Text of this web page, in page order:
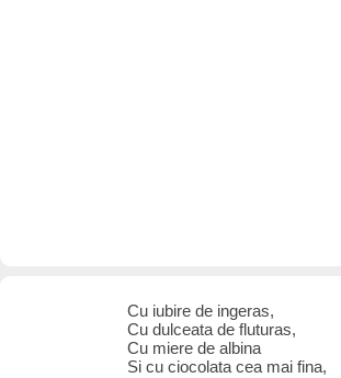
Cu iubire de ingeras,
Cu dulceata de fluturas,
Cu miere de albina
Si cu ciocolata cea mai fina,